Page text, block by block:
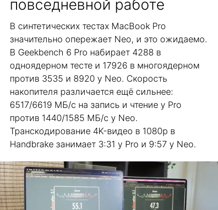
повседневной работе
В синтетических тестах MacBook Pro
значительно опережает Neo, и это ожидаемо.
В Geekbench 6 Pro набирает 4288 в
одноядерном тесте и 17926 в многоядерном
против 3535 и 8920 у Neo. Скорость
накопителя различается ещё сильнее:
6517/6619 МБ/с на запись и чтение у Pro
против 1440/1585 МБ/с у Neo.
Транскодирование 4K-видео в 1080p в
Handbrake занимает 3:31 у Pro и 9:57 у Neo.